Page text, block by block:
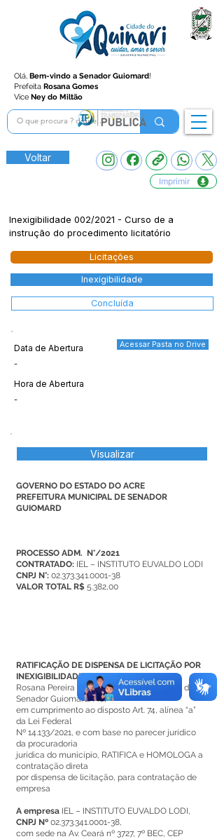
Olá, Bem-vindo a Senador Guiomard!
Prefeita Rosana Gomes
Vice Ney do Miltão
Voltar
Imprimir
Inexigibilidade 002/2021 - Curso de a
instrução do procedimento licitatório
Licitações
Inexigibilidade
Concluída
Data de Abertura Acessar Pasta no Drive
-
Hora de Abertura
-
Visualizar
GOVERNO DO ESTADO DO ACRE
PREFEITURA MUNICIPAL DE SENADOR
GUIOMARD
PROCESSO ADM. N°/2021
CONTRATADO: IEL – INSTITUTO EUVALDO LODI
CNPJ N°: 02.373.341.0001-38
VALOR TOTAL R$ 5.382,00
RATIFICAÇÃO DE DISPENSA DE LICITAÇÃO POR
INEXIGIBILIDADE N°002/2021
Rosana Pereira da Silva, Prefeita Municipal de
Senador Guiomard/AC,
em cumprimento ao disposto Art. 74, alínea “a”
da Lei Federal
Nº 14.133/2021, e com base no parecer jurídico
da procuradoria
jurídica do município, RATIFICA e HOMOLOGA a
contratação direta
por dispensa de licitação, para contratação de
empresa
A empresa IEL – INSTITUTO EUVALDO LODI,
CNPJ Nº 02.373.341.0001-38,
com sede na Av. Ceará nº 3727, 7º BEC, CEP